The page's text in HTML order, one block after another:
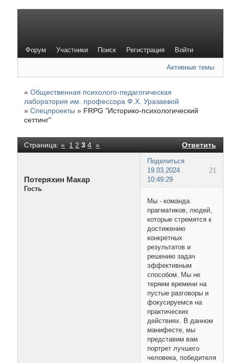
Форум Участники Поиск Регистрация Войти
Активные темы
»Общественная психолого-педагогическая
лаборатория им. профессора Ф.Х. Уразаевой
»Спецпроекты » FRPG "Историко-психологический
сеттинг"
Страница:« 1 2 3 4 » Ответить
Поделиться
21
19.03.2024
10:49:29
Потеряхин Макар
Гость
Мы - команда
прагматиков, людей,
которые стремятся к
достижению
конкретных
результатов и
решению задач
эффективным
способом. Мы не
теряем времени на
пустые разговоры и
фокусируемся на
практических
действиях. В данном
манифесте, мы
представим вам
портрет лучшего
человека, победителя